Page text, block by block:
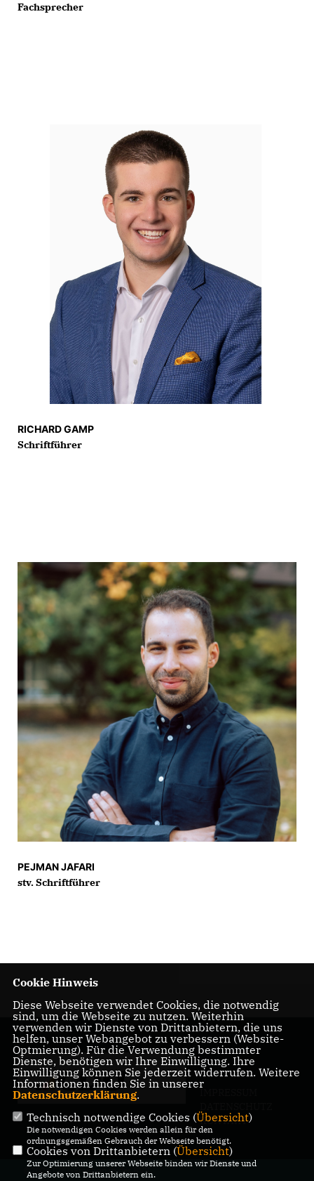
Fachsprecher
RICHARD GAMP
Schriftführer
PEJMAN JAFARI
stv. Schriftführer
KONTAKT
@2026 CDU-Fraktion in der BVV
Cookie Hinweis
Diese Webseite verwendet Cookies, die notwendig
sind, um die Webseite zu nutzen. Weiterhin
verwenden wir Dienste von Drittanbietern, die uns
helfen, unser Webangebot zu verbessern (Website-
Optmierung). Für die Verwendung bestimmter
Dienste, benötigen wir Ihre Einwilligung. Ihre
Einwilligung können Sie jederzeit widerrufen. Weitere
Informationen finden Sie in unserer
Datenschutzerklärung.
Technisch notwendige Cookies (Übersicht)
Die notwendigen Cookies werden allein für den
ordnungsgemäßen Gebrauch der Webseite benötigt.
Cookies von Drittanbietern (Übersicht)
Zur Optimierung unserer Webseite binden wir Dienste und
Angebote von Drittanbietern ein.